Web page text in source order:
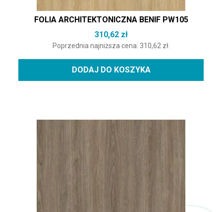
FOLIA ARCHITEKTONICZNA BENIF PW105
310,62 zł
Poprzednia najniższa cena: 310,62 zł.
DODAJ DO KOSZYKA